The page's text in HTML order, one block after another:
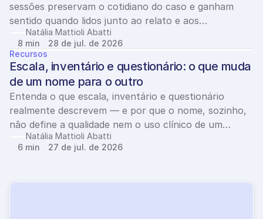
sessões preservam o cotidiano do caso e ganham
sentido quando lidos junto ao relato e aos
instrumentos clínicos.
Natália Mattioli Abatti
8 min
28 de jul. de 2026
Recursos
Escala, inventário e questionário: o que muda
de um nome para o outro
Entenda o que escala, inventário e questionário
realmente descrevem — e por que o nome, sozinho,
não define a qualidade nem o uso clínico de um
instrumento.
Natália Mattioli Abatti
6 min
27 de jul. de 2026